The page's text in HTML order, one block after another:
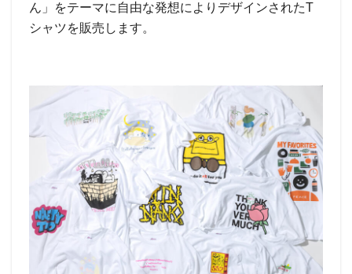
ん」をテーマに自由な発想によりデザインされたT
シャツを販売します。